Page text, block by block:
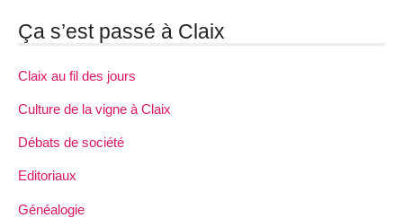
Ça s’est passé à Claix
Claix au fil des jours
Culture de la vigne à Claix
Débats de société
Editoriaux
Généalogie